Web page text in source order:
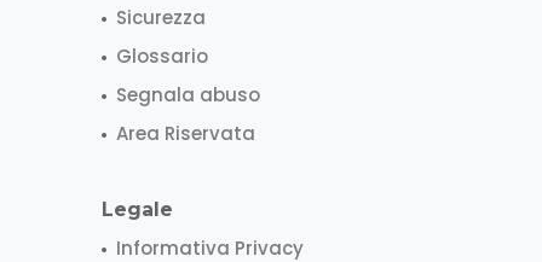
Sicurezza
Glossario
Segnala abuso
Area Riservata
Legale
Informativa Privacy